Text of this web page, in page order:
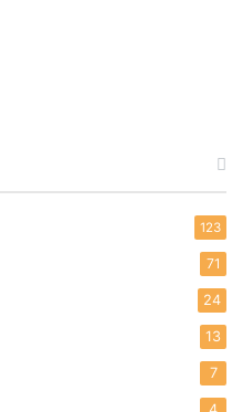
123
71
24
13
7